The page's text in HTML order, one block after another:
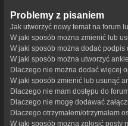
Problemy z pisaniem
Jak utworzyć nowy temat na forum
W jaki sposób można zmienić lub
W jaki sposób można dodać podpis
W jaki sposób można utworzyć
Dlaczego nie można dodać więcej
W jaki sposób zmienić lub usunąć
Dlaczego nie mam dostępu do
Dlaczego nie mogę dodawać
Dlaczego otrzymałem/otrzymałam
W jaki sposób można zgłosić posty